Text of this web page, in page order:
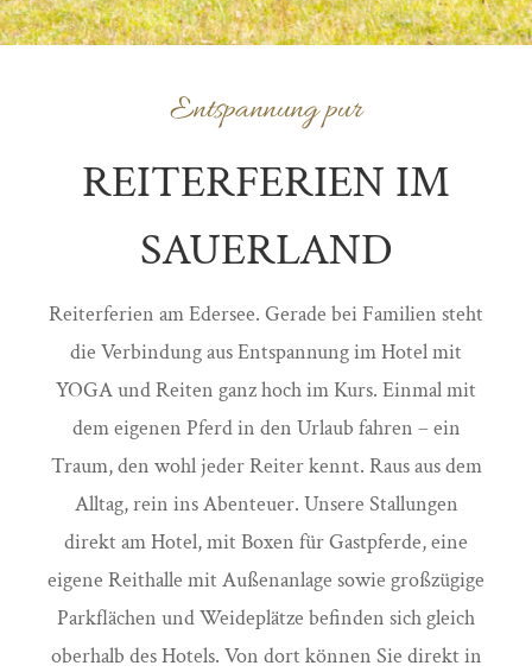
Entspannung pur
REITERFERIEN IM
SAUERLAND
Reiterferien am Edersee. Gerade bei Familien steht
die Verbindung aus Entspannung im Hotel mit
YOGA und Reiten ganz hoch im Kurs. Einmal mit
dem eigenen Pferd in den Urlaub fahren – ein
Traum, den wohl jeder Reiter kennt. Raus aus dem
Alltag, rein ins Abenteuer. Unsere Stallungen
direkt am Hotel, mit Boxen für Gastpferde, eine
eigene Reithalle mit Außenanlage sowie großzügige
Parkflächen und Weideplätze befinden sich gleich
oberhalb des Hotels. Von dort können Sie direkt in